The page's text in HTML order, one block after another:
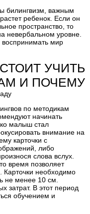
билингвизм, важным
ребенок. Если он
пространство, то
невербальном уровне.
воспринимать мир
УЧИТЬ
И ПОЧЕМУ
по методикам
начинать
малыш стал
внимание на
карточки с
либо
слова вслух.
время позволяет
Карточки необходимо
не менее 10 см.
затрат. В этот период
обучением и